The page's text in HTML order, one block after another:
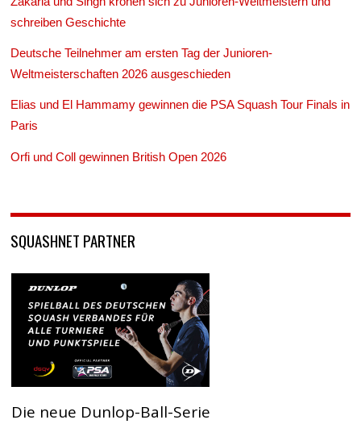
schreiben Geschichte
Deutsche Teilnehmer am ersten Tag der Junioren-
Weltmeisterschaften 2026 ausgeschieden
Elias und El Hammamy gewinnen die PSA Squash Tour Finals in
Paris
Orfi und Coll gewinnen British Open 2026
SQUASHNET PARTNER
Die neue Dunlop-Ball-Serie